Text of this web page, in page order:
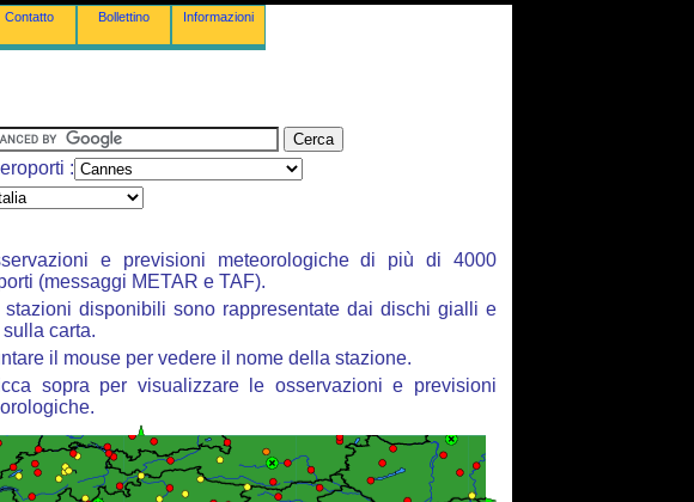
Contatto Bollettino Informazioni
:
e previsioni meteorologiche di più di 4000
(messaggi METAR e TAF).
stazioni disponibili sono rappresentate dai dischi gialli e
sulla carta.
il mouse per vedere il nome della stazione.
sopra per visualizzare le osservazioni e previsioni